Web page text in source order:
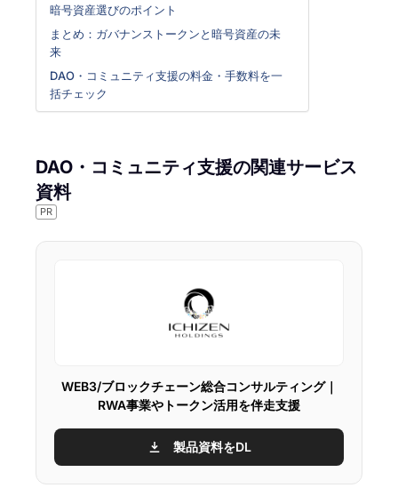
暗号資産選びのポイント
まとめ：ガバナンストークンと暗号資産の未
来
DAO・コミュニティ支援の料金・手数料を一
括チェック
DAO・コミュニティ支援の関連サービス
資料
PR
WEB3/ブロックチェーン総合コンサルティング｜
RWA事業やトークン活用を伴走支援
製品資料をDL